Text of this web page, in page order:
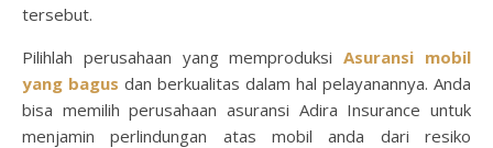
tersebut.
Pilihlah perusahaan yang memproduksiAsuransi mobil
yang bagus dan berkualitas dalam hal pelayanannya. Anda
bisa memilih perusahaan asuransi Adira Insurance untuk
menjamin perlindungan atas mobil anda dari resiko